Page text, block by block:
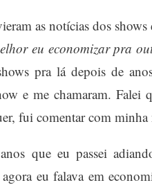
as notícias dos
eu economizar pra
pra lá depois de
e me chamaram. Falei
fui comentar com
que eu passei
eu falava em